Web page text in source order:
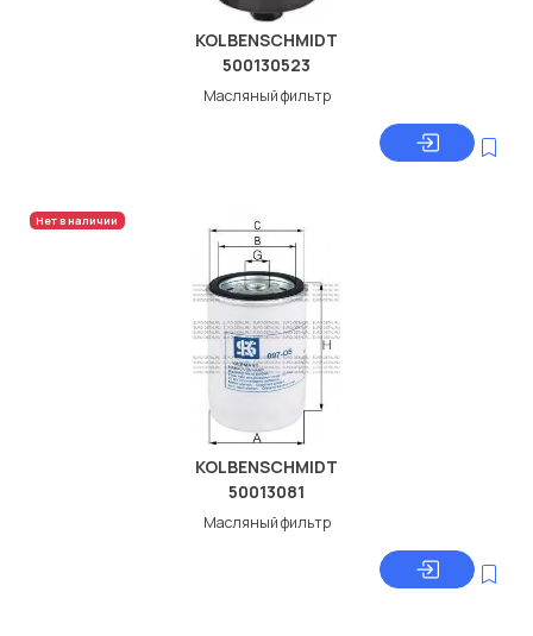
KOLBENSCHMIDT
500130523
Масляный фильтр
Нет в наличии
KOLBENSCHMIDT
50013081
Масляный фильтр